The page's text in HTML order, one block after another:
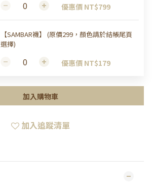
優惠價 NT$799
【SAMBAR襪】 (原價299，顏色請於結帳尾頁
選擇)
優惠價 NT$179
加入購物車
加入追蹤清單